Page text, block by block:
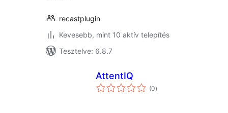
recastplugin
Kevesebb, mint 10 aktív telepítés
Tesztelve: 6.8.7
AttentIQ
(0értékelés
összesen
)